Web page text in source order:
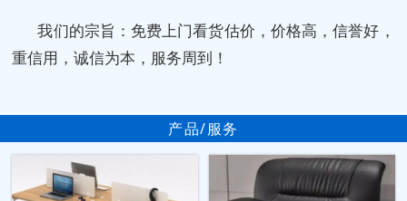
我们的宗旨：免费上门看货估价，价格高，信誉好，
重信用，诚信为本，服务周到！
产品/服务